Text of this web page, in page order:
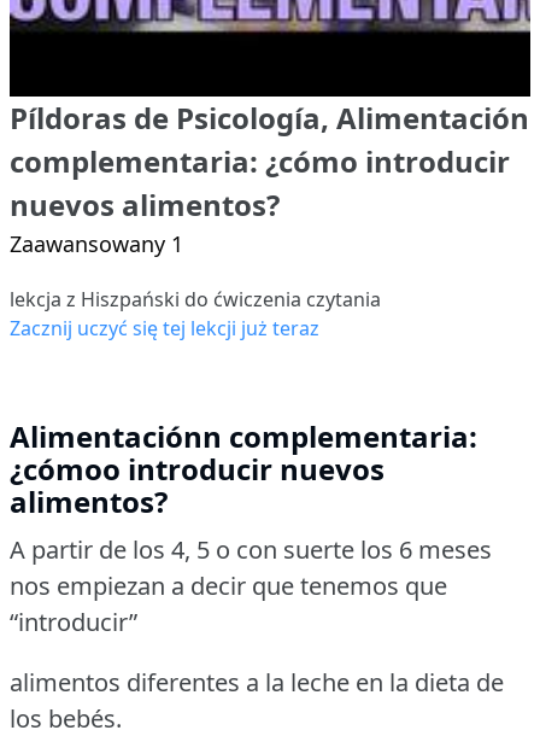
Píldoras de Psicología, Alimentación
complementaria: ¿cómo introducir
nuevos alimentos?
Zaawansowany 1
lekcja z Hiszpański do ćwiczenia czytania
Zacznij uczyć się tej lekcji już teraz
Alimentaciónn complementaria:
¿cómoo introducir nuevos
alimentos?
A partir de los 4, 5 o con suerte los 6 meses
nos empiezan a decir que tenemos que
“introducir”
alimentos diferentes a la leche en la dieta de
los bebés.